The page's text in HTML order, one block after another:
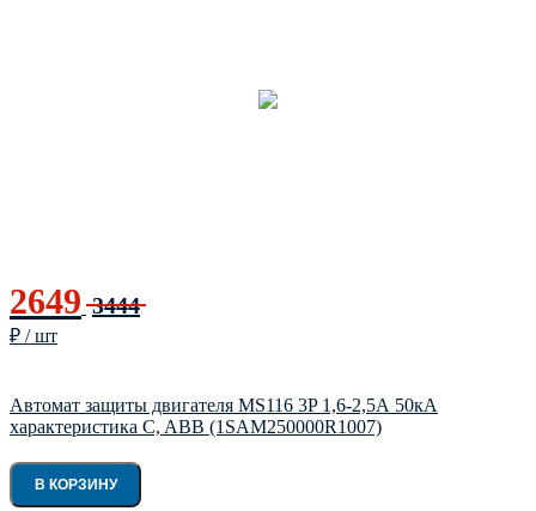
2649 3444
₽ / шт
Автомат защиты двигателя MS116 3P 1,6-2,5А 50кА
характеристика C, ABB (1SAM250000R1007)
В КОРЗИНУ